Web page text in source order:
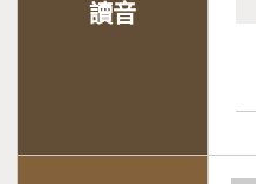
讀音